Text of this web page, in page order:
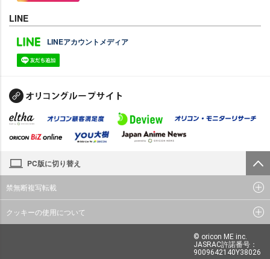
LINE
LINEアカウントメディア
PC版に切り替え
禁無断複写転載
クッキーの使用について
© oricon ME inc.
JASRAC許諾番号：
9009642140Y38026